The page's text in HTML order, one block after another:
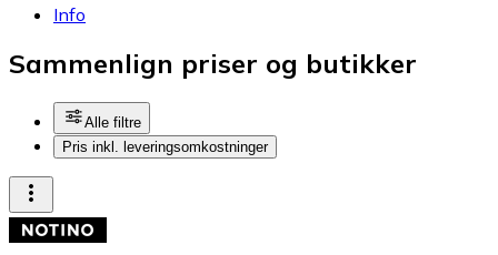
Info
Sammenlign priser og butikker
Alle filtre
Pris inkl. leveringsomkostninger